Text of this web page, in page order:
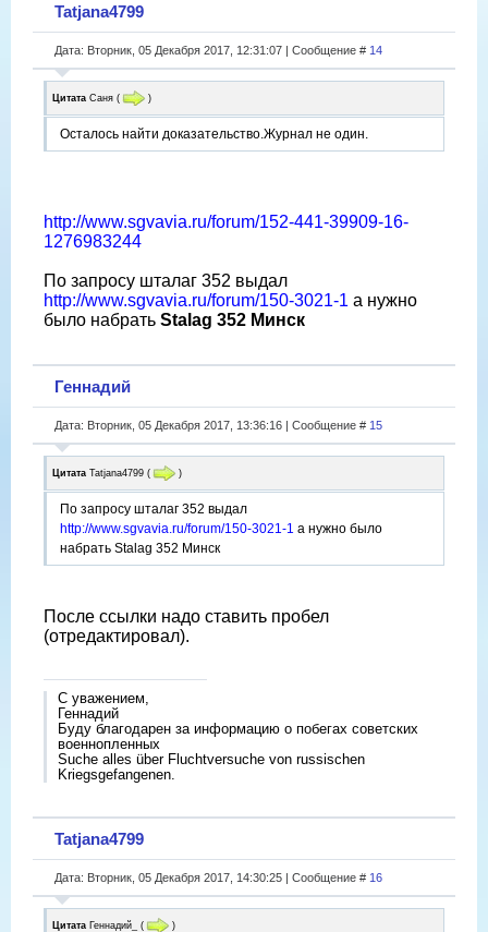
Tatjana4799
Дата: Вторник, 05 Декабря 2017, 12:31:07 | Сообщение # 14
Цитата Саня ( )
Осталось найти доказательство.Журнал не один.
http://www.sgvavia.ru/forum/152-441-39909-16-
1276983244
По запросу шталаг 352 выдал
http://www.sgvavia.ru/forum/150-3021-1 а нужно
было набрать Stalag 352 Минск
Геннадий
Дата: Вторник, 05 Декабря 2017, 13:36:16 | Сообщение # 15
Цитата Tatjana4799 ( )
По запросу шталаг 352 выдал
http://www.sgvavia.ru/forum/150-3021-1 а нужно было
набрать Stalag 352 Минск
После ссылки надо ставить пробел
(отредактировал).
С уважением,
Геннадий
Буду благодарен за информацию о побегах советских
военнопленных
Suche alles über Fluchtversuche von russischen
Kriegsgefangenen.
Tatjana4799
Дата: Вторник, 05 Декабря 2017, 14:30:25 | Сообщение # 16
Цитата Геннадий_ ( )